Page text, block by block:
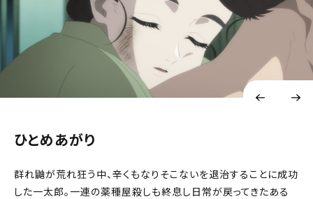
ひとめあがり
群れ鼬が荒れ狂う中、辛くもなりそこないを退治することに成功
した一太郎。一連の薬種屋殺しも終息し日常が戻ってきたある